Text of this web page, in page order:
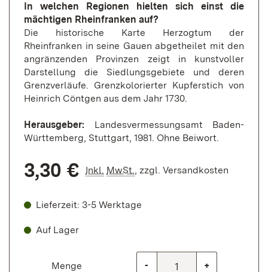
In welchen Regionen hielten sich einst die
mächtigen Rheinfranken auf?
Die historische Karte Herzogtum der
Rheinfranken in seine Gauen abgetheilet mit den
angränzenden Provinzen zeigt in kunstvoller
Darstellung die Siedlungsgebiete und deren
Grenzverläufe. Grenzkolorierter Kupferstich von
Heinrich Cöntgen aus dem Jahr 1730.
Herausgeber: Landesvermessungsamt Baden-
Württemberg, Stuttgart, 1981. Ohne Beiwort.
3,30 € Inkl. MwSt. zzgl. Versandkosten
Lieferzeit: 3-5 Werktage
Auf Lager
Menge - +